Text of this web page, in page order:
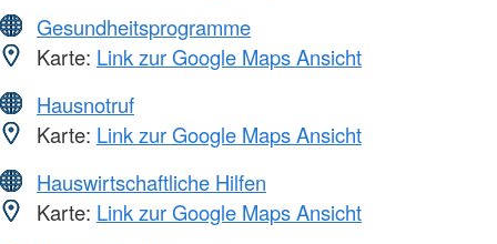
Gesundheitsprogramme
Karte: Link zur Google Maps Ansicht
Hausnotruf
Karte: Link zur Google Maps Ansicht
Hauswirtschaftliche Hilfen
Karte: Link zur Google Maps Ansicht